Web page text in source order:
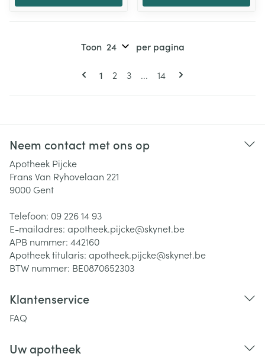
Pagina's
U lees momenteel pagina
1 Pagina
2 Pagina
3 ... Pagina
14
Toon per pagina
Neem contact met ons op
Apotheek Pijcke
Frans Van Ryhovelaan 221
9000 Gent
Telefoon: 09 226 14 93
E-mailadres: apotheek.pijcke@skynet.be
APB nummer: 442160
Apotheek titularis: apotheek.pijcke@skynet.be
BTW nummer: BE0870652303
Klantenservice
FAQ
Uw apotheek